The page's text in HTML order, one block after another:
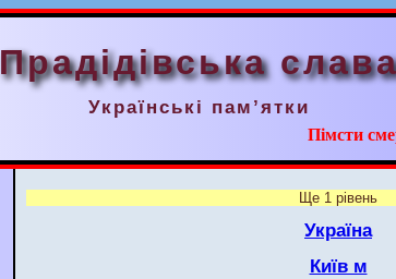
Прадідівська
Українські пам’ятки
Пімсти
Ще 1 рівень
Україна
Київ м